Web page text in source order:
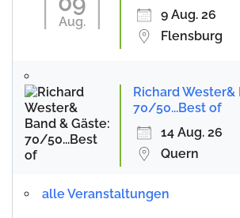
Aug.
9 Aug. 26
Flensburg
Richard Wester&
70/50...Best of
14 Aug. 26
Quern
alle Veranstaltungen